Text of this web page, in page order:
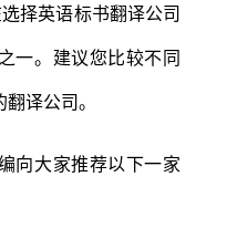
择英语标书翻译公司
一。建议您比较不同
译公司。
大家推荐以下一家